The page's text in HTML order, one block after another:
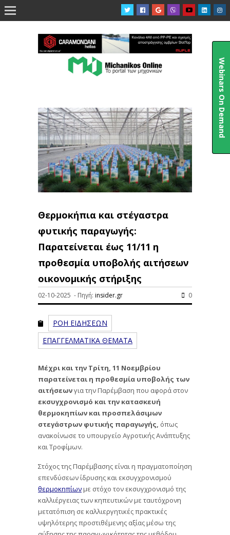

Θερμοκήπια και στέγαστρα
φυτικής παραγωγής:
Παρατείνεται έως 11/11 η
προθεσμία υποβολής αιτήσεων
οικονομικής στήριξης
02-10-2025 - Πηγή: insider.gr 0
ΡΟΗ ΕΙΔΗΣΕΩΝ
ΕΠΑΓΓΕΛΜΑΤΙΚΑ ΘΕΜΑΤΑ
Μέχρι και την Τρίτη, 11 Νοεμβρίου
παρατείνεται η προθεσμία υποβολής των
αιτήσεωνγια την Παρέμβαση που αφορά στον
εκσυγχρονισμό και την κατασκευή
θερμοκηπίων και προσπελάσιμων
στεγάστρων φυτικής παραγωγής, όπως
ανακοίνωσε το υπουργείο Αγροτικής Ανάπτυξης
και Τροφίμων.
Στόχος της Παρέμβασης είναι η πραγματοποίηση
επενδύσεων ίδρυσης και εκσυγχρονισμού
θερμοκηπίωνμε στόχο τον εκσυγχρονισμό της
καλλιέργειας των κηπευτικών με ταυτόχρονη
μετατόπιση σε καλλιεργητικές πρακτικές
υψηλότερης προστιθέμενης αξίας μέσω της
Webinars On Demand